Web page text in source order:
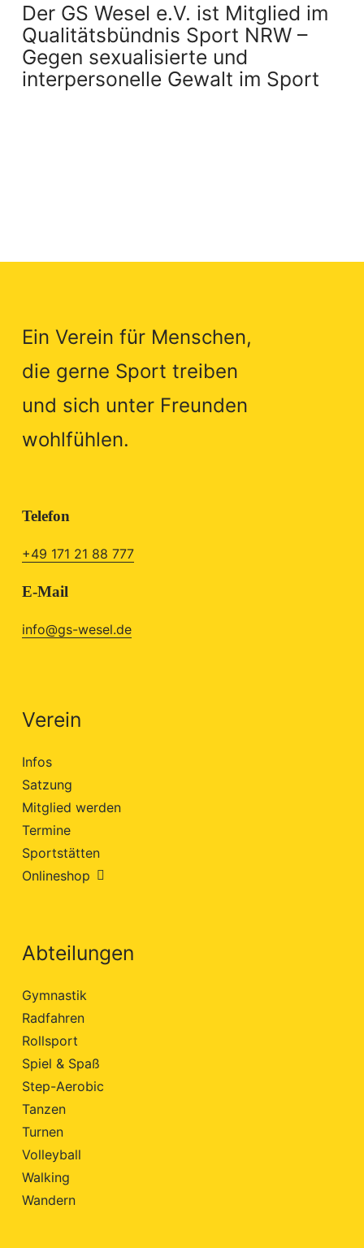
Der GS Wesel e.V. ist Mitglied im
Qualitätsbündnis Sport NRW –
Gegen sexualisierte und
interpersonelle Gewalt im Sport
Ein Verein für Menschen,
die gerne Sport treiben
und sich unter Freunden
wohlfühlen.
Telefon
+49 171 21 88 777
E-Mail
info@gs-wesel.de
Verein
Infos
Satzung
Mitglied werden
Termine
Sportstätten
Onlineshop
Abteilungen
Gymnastik
Radfahren
Rollsport
Spiel & Spaß
Step-Aerobic
Tanzen
Turnen
Volleyball
Walking
Wandern